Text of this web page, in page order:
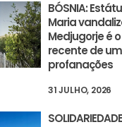
BÓSNIA:
Maria
Medjugorje é
recente de
profanações
31 JULHO, 2026